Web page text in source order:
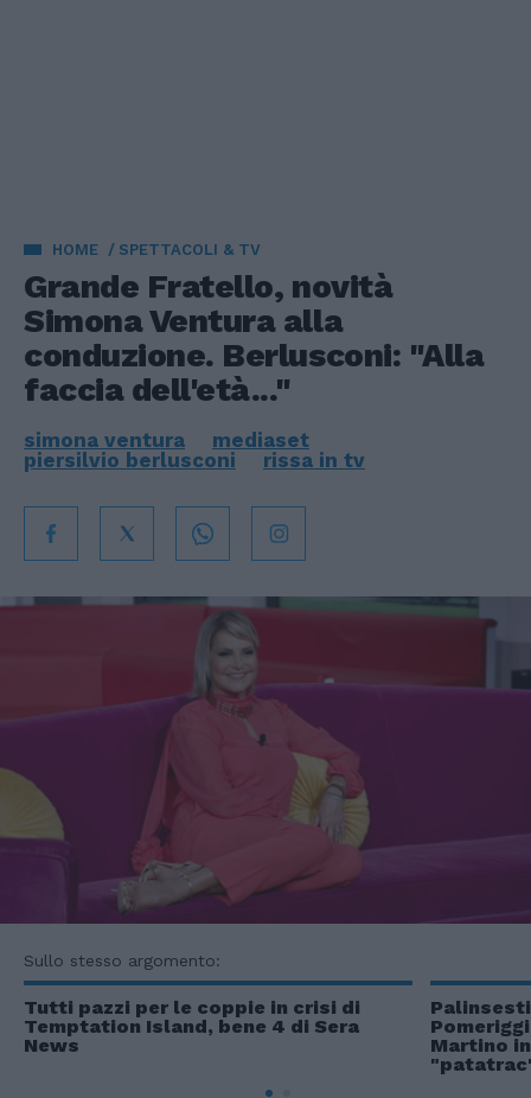
HOME SPETTACOLI & TV
Grande Fratello, novità
Simona Ventura alla
conduzione. Berlusconi: "Alla
faccia dell'età..."
simona ventura
mediaset
piersilvio berlusconi
rissa in tv
Sullo stesso argomento:
Tutti pazzi per le coppie in crisi di
Temptation Island, bene 4 di Sera
News
Martino